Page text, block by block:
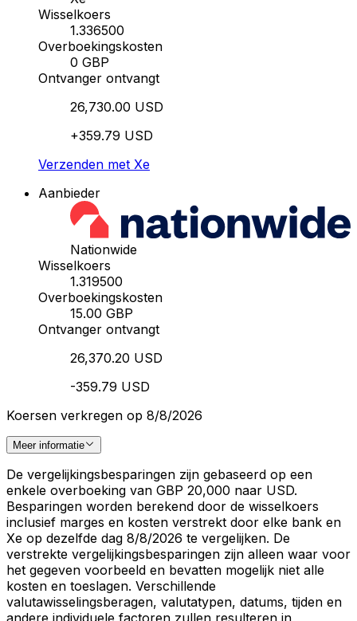
Wisselkoers
1.336500
Overboekingskosten
0 GBP
Ontvanger ontvangt
26,730.00 USD
+359.79 USD
Verzenden met Xe
Aanbieder
Nationwide
Wisselkoers
1.319500
Overboekingskosten
15.00 GBP
Ontvanger ontvangt
26,370.20 USD
-359.79 USD
Koersen verkregen op 8/8/2026
Meer informatie
De vergelijkingsbesparingen zijn gebaseerd op een
enkele overboeking van GBP 20,000 naar USD.
Besparingen worden berekend door de wisselkoers
inclusief marges en kosten verstrekt door elke bank en
Xe op dezelfde dag 8/8/2026 te vergelijken. De
verstrekte vergelijkingsbesparingen zijn alleen waar voor
het gegeven voorbeeld en bevatten mogelijk niet alle
kosten en toeslagen. Verschillende
valutawisselingsberagen, valutatypen, datums, tijden en